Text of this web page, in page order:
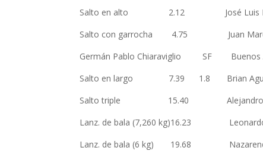
Salto en alto 2.12 José Luis
Salto con garrocha 4.75 Juan
Germán Pablo Chiaraviglio SF Buenos
Salto en largo 7.39 1.8 Brian
Salto triple 15.40 Alejandro
Lanz. de bala (7,260 kg)16.23
Lanz. de bala (6 kg) 19.68